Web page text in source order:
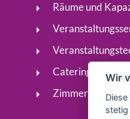
Räume und
Catering-Service
Wir
stetig